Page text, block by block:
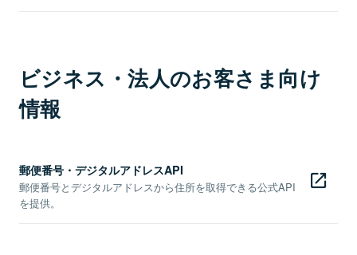
ビジネス・法人のお客さま向け
情報
郵便番号・デジタルアドレスAPI
郵便番号とデジタルアドレスから住所を取得できる公式API
を提供。